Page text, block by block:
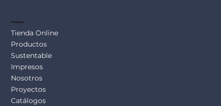
Productos
Tienda Online
Productos
Sustentable
Impresos
Nosotros
Proyectos
Catálogos